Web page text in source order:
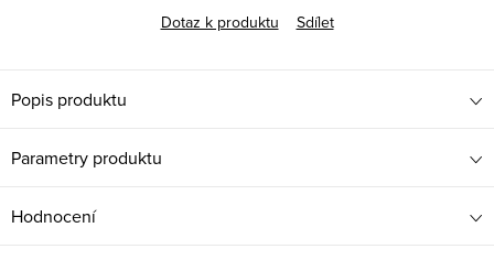
Dotaz k produktu
Sdílet
Popis produktu
Parametry produktu
Hodnocení